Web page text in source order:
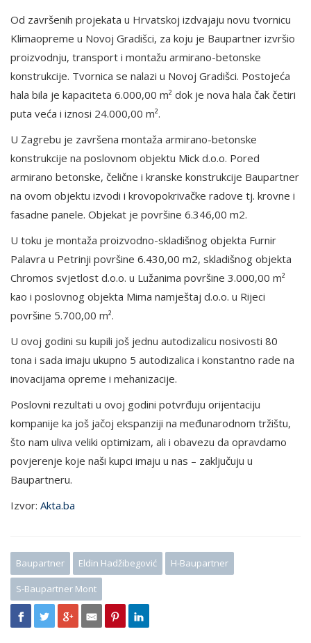
Od završenih projekata u Hrvatskoj izdvajaju novu tvornicu
Klimaopreme u Novoj Gradišci, za koju je Baupartner izvršio
proizvodnju, transport i montažu armirano-betonske
konstrukcije. Tvornica se nalazi u Novoj Gradišci. Postojeća
hala bila je kapaciteta 6.000,00 m² dok je nova hala čak četiri
puta veća i iznosi 24.000,00 m².
U Zagrebu je završena montaža armirano-betonske
konstrukcije na poslovnom objektu Mick d.o.o. Pored
armirano betonske, čelične i kranske konstrukcije Baupartner
na ovom objektu izvodi i krovopokrivačke radove tj. krovne i
fasadne panele. Objekat je površine 6.346,00 m2.
U toku je montaža proizvodno-skladišnog objekta Furnir
Palavra u Petrinji površine 6.430,00 m2, skladišnog objekta
Chromos svjetlost d.o.o. u Lužanima površine 3.000,00 m²
kao i poslovnog objekta Mima namještaj d.o.o. u Rijeci
površine 5.700,00 m².
U ovoj godini su kupili još jednu autodizalicu nosivosti 80
tona i sada imaju ukupno 5 autodizalica i konstantno rade na
inovacijama opreme i mehanizacije.
Poslovni rezultati u ovoj godini potvrđuju orijentaciju
kompanije ka još jačoj ekspanziji na međunarodnom tržištu,
što nam uliva veliki optimizam, ali i obavezu da opravdamo
povjerenje koje naši kupci imaju u nas – zaključuju u
Baupartneru.
Izvor: Akta.ba
Baupartner Eldin Hadžibegović H-Baupartner
S-Baupartner Mont